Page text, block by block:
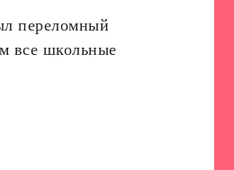
переломный
все школьные